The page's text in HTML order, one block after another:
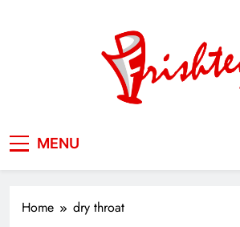
MENU
Home dry throat